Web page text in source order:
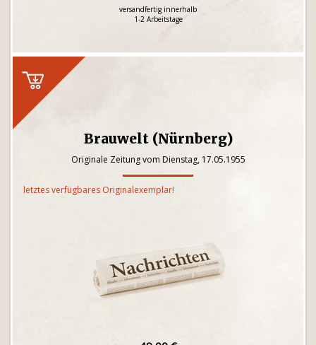
versandfertig innerhalb
1-2 Arbeitstage
Brauwelt (Nürnberg)
Originale Zeitung vom Dienstag, 17.05.1955
letztes verfügbares Originalexemplar!